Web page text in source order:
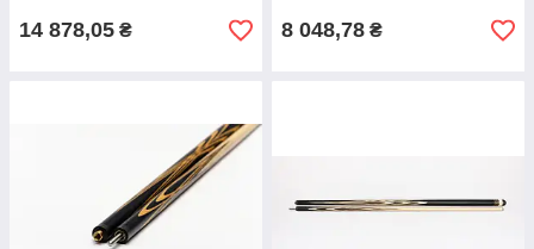
14 878,05 ₴ 8 048,78 ₴